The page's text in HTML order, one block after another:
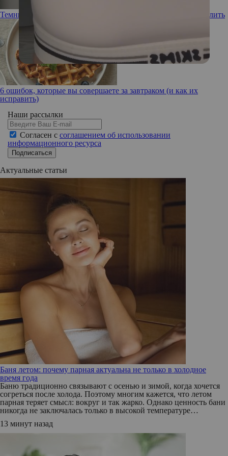
Темные впадины: почему подмышки черные и как их осветлить
6 ошибок, которые вы совершаете за завтраком (и как их
исправить)
Наши рассылки
Согласен с соглашением об использовании
информационного ресурса
Подписаться
Актуальные статьи
Баня летом: почему парная актуальна не только в холодное
время года
Баню традиционно связывают с осенью и зимой, когда хочется
согреться после холода. Поэтому многим кажется, что летом
парная теряет смысл: вокруг и так жарко. Однако ценность бани
никогда не заключалась только в высокой температуре…
13 минут назад